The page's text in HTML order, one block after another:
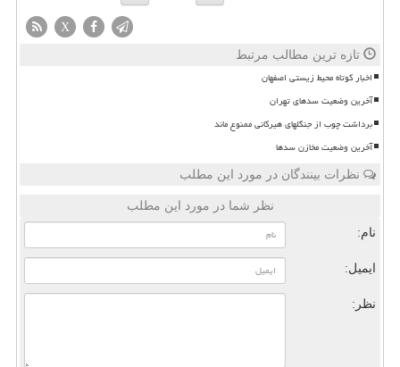
X
تازه ترین مطالب مرتبط
اخبار کوتاه محیط زیستی اصفهان
آخرین وضعیت سدهای تهران
برداشت چوب از جنگلهای هیرکانی ممنوع ماند
آخرین وضعیت مخازن سدها
نظرات بینندگان در مورد این مطلب
نظر شما در مورد این مطلب
نام:
ایمیل:
نظر: